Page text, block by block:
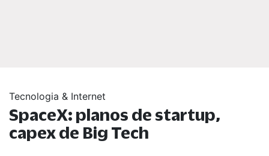
Tecnologia & Internet
SpaceX: planos de startup,
capex de Big Tech